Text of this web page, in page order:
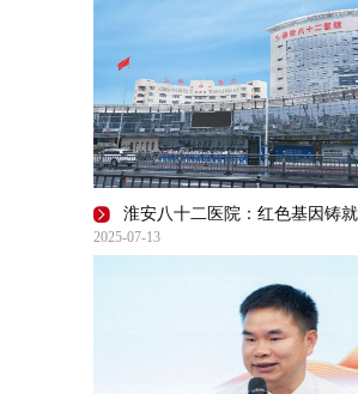
淮安八十二医院：红色基因铸
2025-07-13